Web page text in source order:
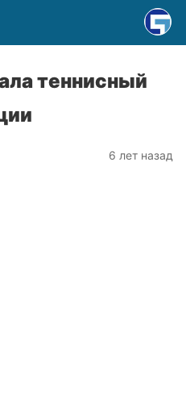
теннисный
6 лет назад